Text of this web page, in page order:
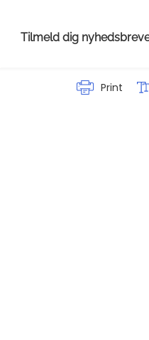
Tilmeld dig
Print